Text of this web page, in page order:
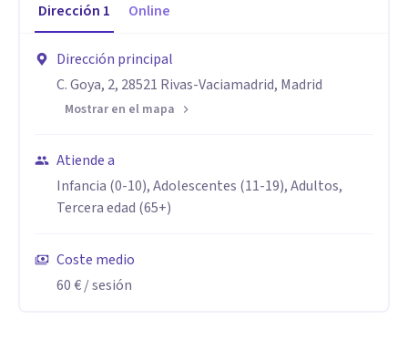
salud mental e impartido formación como docente,
Aptitudes
Creo firmemente que cada persona posee capacidades y
aquí para acompañarte en cada etapa de tu proceso, ya sea
que estés enfrentando problemas emocionales,
de injusticia social, violencia, abuso o pérdida. Trabajaremos
juntos desde un enfoque integral y contextualizado que
Dirección 1 Online
Dirección principal
C. Goya, 2, 28521 Rivas-Vaciamadrid, Madrid
Mostrar en el mapa
Atiende a
Infancia (0-10), Adolescentes (11-19), Adultos,
Tercera edad (65+)
Coste medio
60 €/ sesión